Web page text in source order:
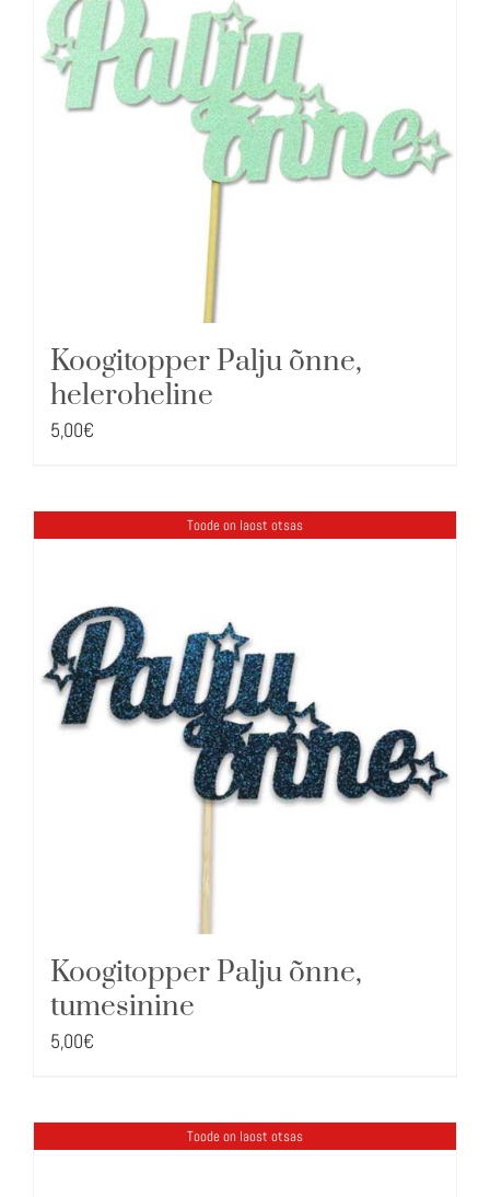
Koogitopper Palju õnne,
heleroheline
5,00€
Toode on laost otsas
Koogitopper Palju õnne,
tumesinine
5,00€
Toode on laost otsas